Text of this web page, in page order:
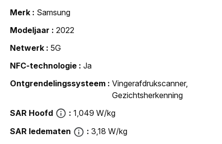
Merk
Samsung
Modeljaar
2022
Netwerk
5G
NFC-technologie
Ja
Ontgrendelingssysteem
Vingerafdrukscanner,
Gezichtsherkenning
SAR Hoofd
1,049 W/kg
SAR ledematen
3,18 W/kg